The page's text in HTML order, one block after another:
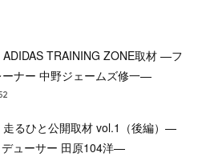
ADIDAS TRAINING ZONE取材 —フ
ーナー 中野ジェームズ修一—
走るひと公開取材 vol.1（後編）—
ューサー 田原104洋—